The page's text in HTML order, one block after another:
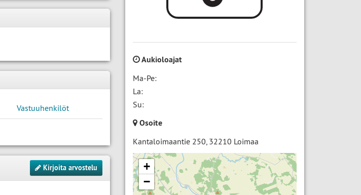
Aukioloajat
Ma-Pe:
La:
Su:
Osoite
Kantaloimaantie 250, 32210 Loimaa
+
−
Vastuuhenkilöt
Kirjoita arvostelu